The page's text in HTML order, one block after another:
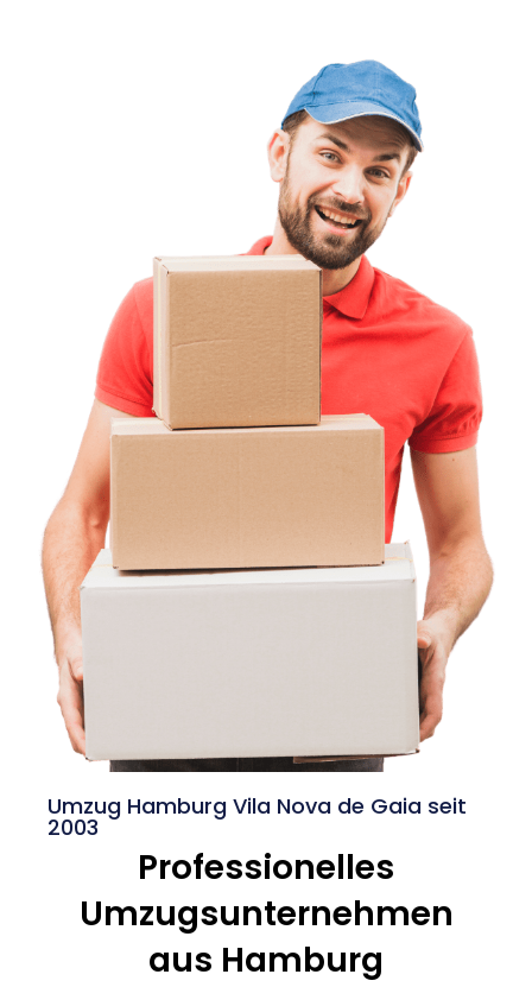
Umzug Hamburg Vila Nova de Gaia seit
2003
Professionelles
Umzugsunternehmen
aus Hamburg